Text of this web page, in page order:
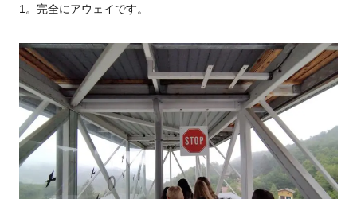
1 。完全にアウェイです。